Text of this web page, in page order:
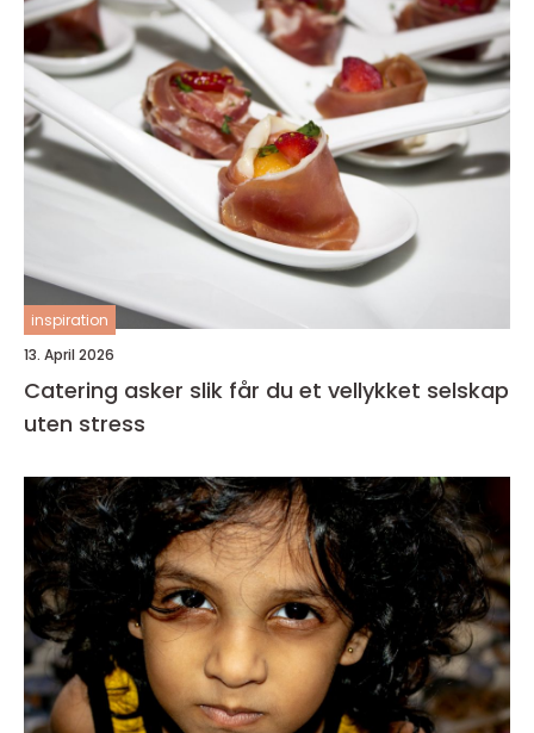
inspiration
13. April 2026
Catering asker slik får du et vellykket selskap
uten stress